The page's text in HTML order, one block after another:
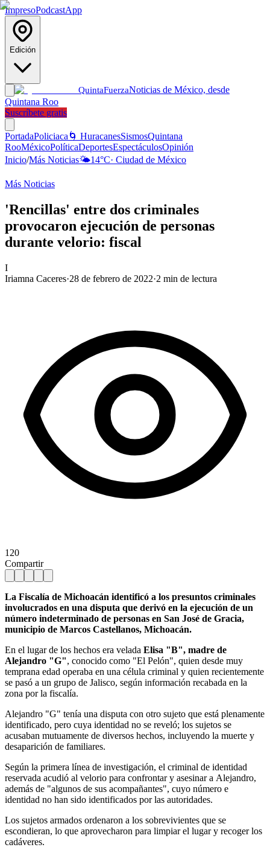
ImpresoPodcastApp
Edición
QuintaFuerzaNoticias de México, desde
Quintana Roo
Suscríbete gratis
PortadaPoliciaca 🌀 HuracanesSismosQuintana
RooMéxicoPolíticaDeportesEspectáculosOpinión
Inicio/Más Noticias🌤️14°C· Ciudad de México
Más Noticias
'Rencillas' entre dos criminales
provocaron ejecución de personas
durante velorio: fiscal
I
Iriamna Caceres·28 de febrero de 2022·2 min de lectura
120
Compartir
La Fiscalía de Michoacán identificó a los presuntos criminales
involucrados en una disputa que derivó en la ejecución de un
número indeterminado de personas en San José de Gracia,
municipio de Marcos Castellanos, Michoacán.
En el lugar de los hechos era velada Elisa "B", madre de
Alejandro "G", conocido como "El Pelón", quien desde muy
temprana edad operaba en una célula criminal y quien recientemente
se pasó a un grupo de Jalisco, según información recabada en la
zona por la fiscalía.
Alejandro "G" tenía una disputa con otro sujeto que está plenamente
identificado, pero cuya identidad no se reveló; los sujetos se
acusaban mutuamente de diversos hechos, incluyendo la muerte y
desaparición de familiares.
Según la primera línea de investigación, el criminal de identidad
reservada acudió al velorio para confrontar y asesinar a Alejandro,
además de "algunos de sus acompañantes", cuyo número e
identidad no han sido identificados por las autoridades.
Los sujetos armados ordenaron a los sobrevivientes que se
escondieran, lo que aprovecharon para limpiar el lugar y recoger los
cadáveres.